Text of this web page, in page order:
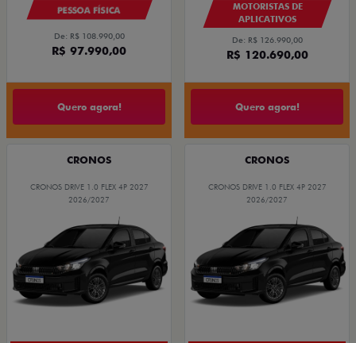
PESSOA FÍSICA
De: R$ 108.990,00
R$ 97.990,00
Quero agora!
MOTORISTAS DE
APLICATIVOS
De: R$ 126.990,00
R$ 120.690,00
Quero agora!
CRONOS
CRONOS DRIVE 1.0 FLEX 4P 2027
2026/2027
CRONOS
CRONOS DRIVE 1.0 FLEX 4P 2027
2026/2027